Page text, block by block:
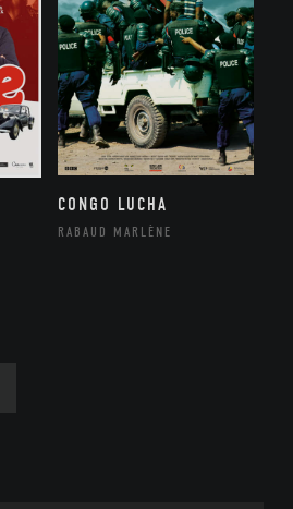
CONGO LUCHA
RABAUD MARLÈNE